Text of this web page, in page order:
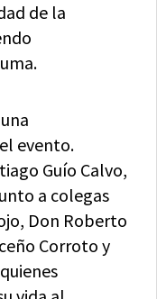
de la
evento.
Guío Calvo,
a colegas
Don Roberto
Corroto y